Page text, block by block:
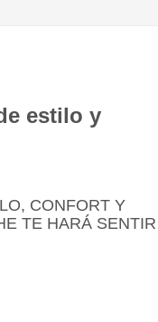
estilo y
CONFORT Y
TE HARÁ SENTIR